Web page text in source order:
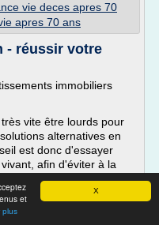
X
et
plus
vie deces apres 70
apres 70 ans
- réussir votre
immobiliers
vite être lourds pour
alternatives en
est donc d'essayer
afin d'éviter à la
mais aussi des